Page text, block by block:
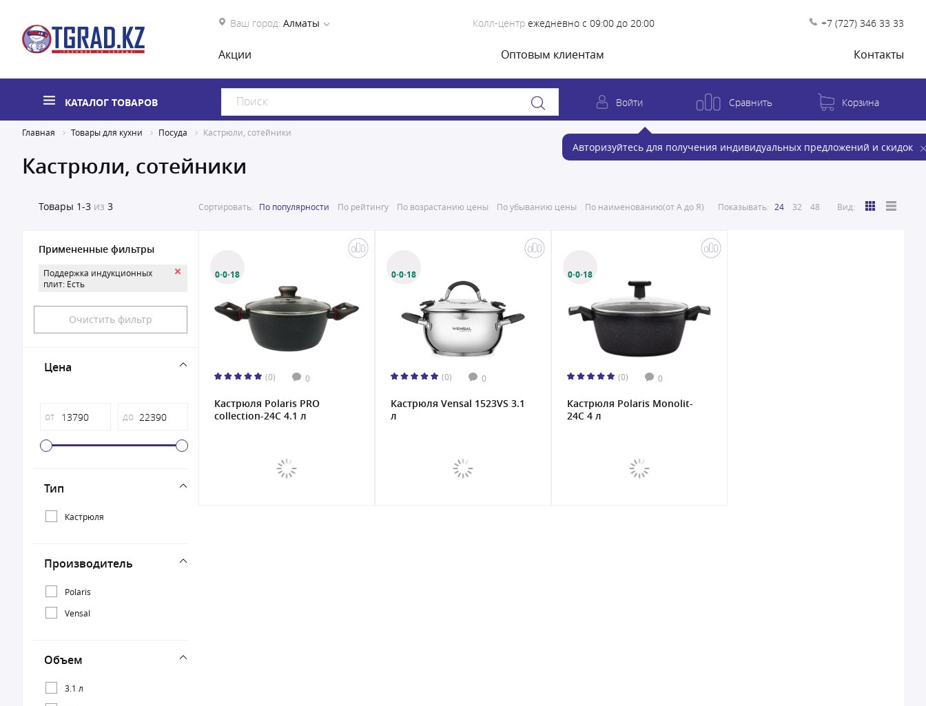
Ваш город: Алматы Колл-центр ежедневно с 09:00 до 20:00 +7 (727) 346 33 33
Акции Оптовым клиентам Контакты
КАТАЛОГ ТОВАРОВ Войти
Авторизуйтесь для получения индивидуальных предложений и скидок
Сравнить Корзина
Главная Товары для кухни Посуда Кастрюли, сотейники
Кастрюли, сотейники
Товары 1-3 из 3 Сортировать: По популярности По рейтингу По возрастанию цены По убыванию цены По наименованию(от А до Я) Показывать: 24 32 48 Вид:
Примененные фильтры
Поддержка индукционных
плит: Есть
Очистить фильтр
Цена
от до
Тип
Кастрюля
Производитель
Polaris
Vensal
Объем
3.1 л
0·0·18
(0) 0
Кастрюля Polaris PRO
collection-24C 4.1 л
0·0·18
(0) 0
Кастрюля Vensal 1523VS 3.1
л
0·0·18
(0) 0
Кастрюля Polaris Monolit-
24C 4 л